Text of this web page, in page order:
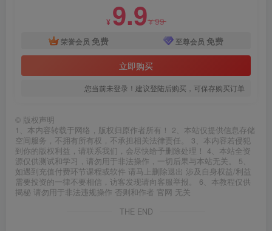
¥ 9.9¥99
荣誉会员 免费 至尊会员 免费
立即购买
您当前未登录！建议登陆后购买，可保存购买订单
© 版权声明
1、本内容转载于网络，版权归原作者所有！ 2、本站仅提供信息存储
空间服务，不拥有所有权，不承担相关法律责任。 3、本内容若侵犯
到你的版权利益，请联系我们，会尽快给予删除处理！ 4、本站全资
源仅供测试和学习，请勿用于非法操作，一切后果与本站无关。 5、
如遇到充值付费环节课程或软件 请马上删除退出 涉及自身权益/利益
需要投资的一律不要相信，访客发现请向客服举报。 6、本教程仅供
揭秘 请勿用于非法违规操作 否则和作者 官网 无关
THE END